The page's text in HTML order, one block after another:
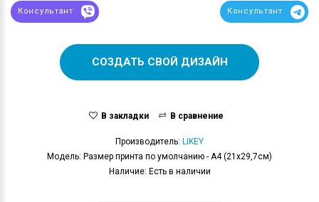
Консультант Консультант
СОЗДАТЬ СВОЙ ДИЗАЙН
В закладки В сравнение
Производитель: LIKEY
Модель: Размер принта по умолчанию - А4 (21x29,7см)
Наличие: Есть в наличии